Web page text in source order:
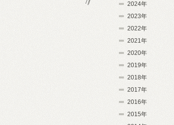
2024年
2023年
2022年
2021年
2020年
2019年
2018年
2017年
2016年
2015年